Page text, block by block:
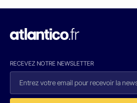
RECEVEZ NOTRE NEWSLETTER